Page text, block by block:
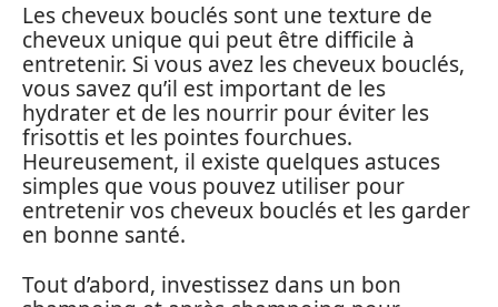
Les cheveux bouclés sont une texture de
cheveux unique qui peut être difficile à
entretenir. Si vous avez les cheveux bouclés,
vous savez qu’il est important de les
hydrater et de les nourrir pour éviter les
frisottis et les pointes fourchues.
Heureusement, il existe quelques astuces
simples que vous pouvez utiliser pour
entretenir vos cheveux bouclés et les garder
en bonne santé.
Tout d’abord, investissez dans un bon